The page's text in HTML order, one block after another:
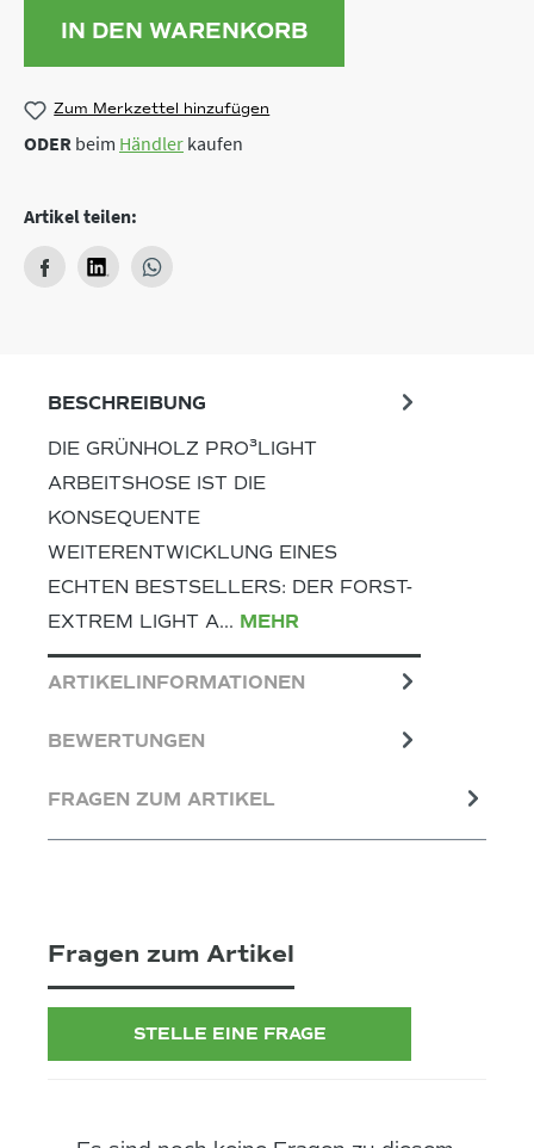
IN DEN WARENKORB
Zum Merkzettel hinzufügen
ODER beim Händler kaufen
Artikel teilen:
BESCHREIBUNG
DIE GRÜNHOLZ PRO³LIGHT
ARBEITSHOSE IST DIE
KONSEQUENTE
WEITERENTWICKLUNG EINES
ECHTEN BESTSELLERS: DER FORST-
EXTREM LIGHT A… MEHR
ARTIKELINFORMATIONEN
BEWERTUNGEN
FRAGEN ZUM ARTIKEL
Fragen zum Artikel
STELLE EINE FRAGE